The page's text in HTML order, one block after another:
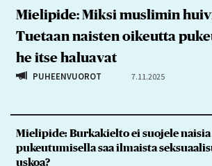
Mielipide: Miksi muslimin
Tuetaan naisten oikeutta
he itse haluavat
PUHEENVUOROT 7.11.2025
Mielipide: Burkakielto ei suojele naisia
pukeutumisella saa ilmaista
uskoa?